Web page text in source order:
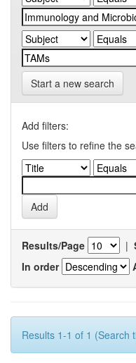
Start a new search
Add filters:
Use filters to refine the
Results/Page |
In order
Results 1-1 of 1 (Search